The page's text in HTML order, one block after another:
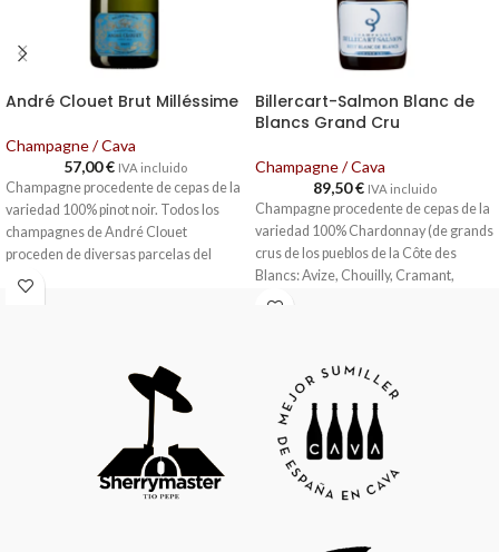
André Clouet Brut Milléssime
Champagne / Cava
57,00€ IVA incluido
Champagne procedente de cepas de la
variedad 100% pinot noir. Todos los
champagnes de André Clouet
proceden de diversas parcelas del
pueblo de Bouzy, todas ellas
lleva a cabo en una tradicional bodega,
casi arcaica. Una antigua prensa alta y
vertical consigue mostos finos y
equilibrados. Los mostos pasan a
pequeñas tinas donde realizan la
fermentación alcohólica, entre 16ºC y
18ºC, y la maloláctica, a 18ºC.
Billercart-Salmon Blanc de
Blancs Grand Cru
Champagne / Cava
89,50€ IVA incluido
Champagne procedente de cepas de la
variedad 100% Chardonnay (de grands
crus de los pueblos de la Côte des
Blancs: Avize, Chouilly, Cramant,
Mesnil-sur-Oger)
Entre un 33 y un 40 % de vinos de
reserva
Maduración sobre lías/en bodega: de 4
a 5 años
Tiempo de conservación: de 6 a 8 años